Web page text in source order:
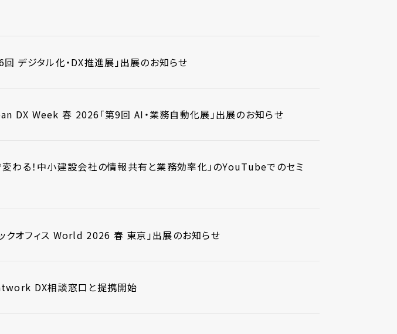
デジタル化・DX推進展」出展のお知らせ
DX Week 春 2026「第9回 AI・業務自動化展」出展のお知らせ
る！中小建設会社の情報共有と業務効率化」のYouTubeでのセミ
クオフィス World 2026 春 東京」出展のお知らせ
DX相談窓口と提携開始